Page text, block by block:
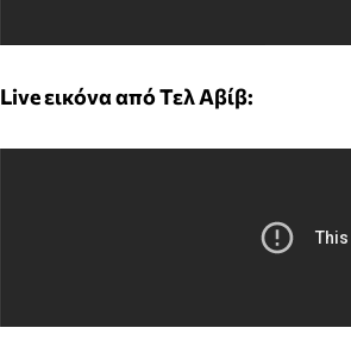
Live εικόνα από Τελ Αβίβ: